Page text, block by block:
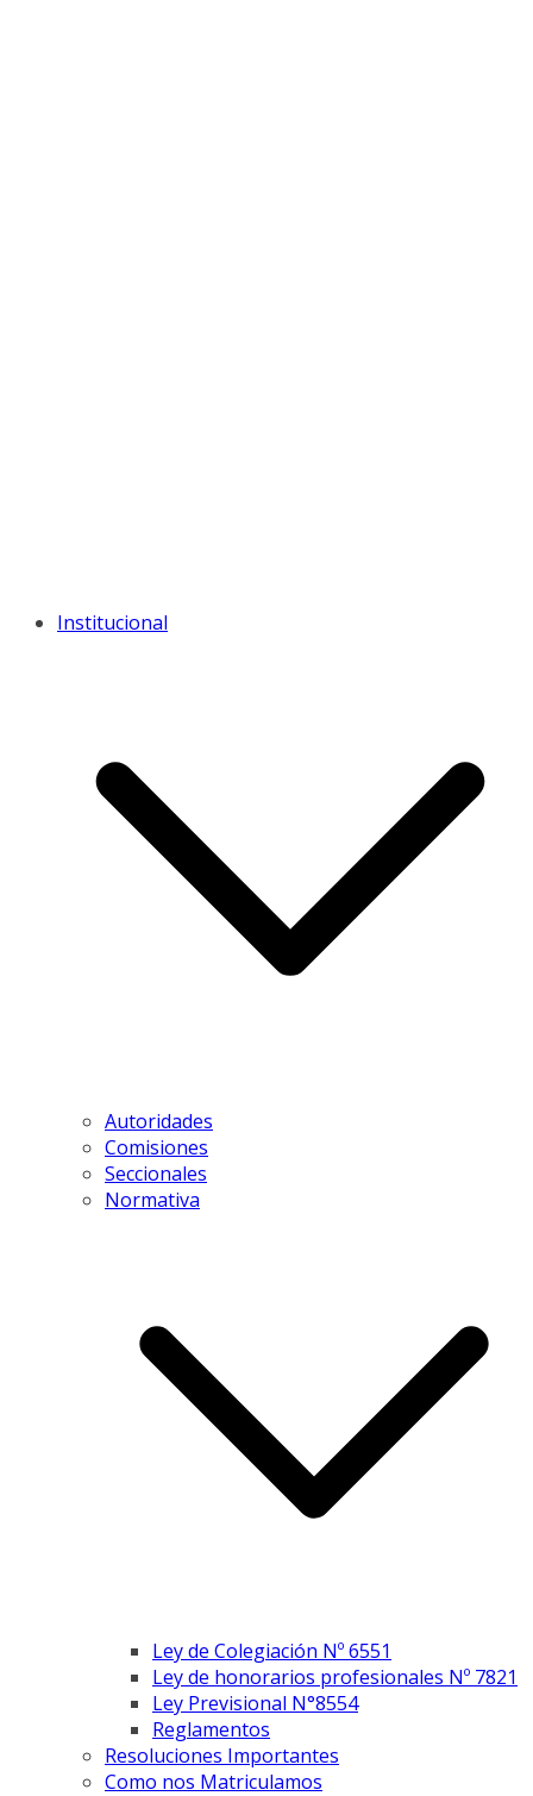
Institucional
Autoridades
Comisiones
Seccionales
Normativa
Ley de Colegiación Nº 6551
Ley de honorarios profesionales Nº 7821
Ley Previsional N°8554
Reglamentos
Resoluciones Importantes
Como nos Matriculamos